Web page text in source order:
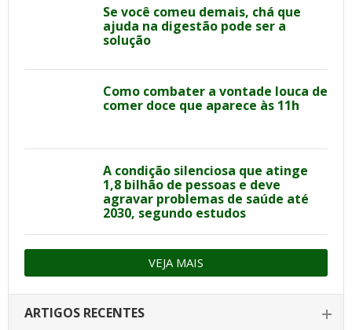
Se você comeu demais, chá que
ajuda na digestão pode ser a
solução
Como combater a vontade louca de
comer doce que aparece às 11h
A condição silenciosa que atinge
1,8 bilhão de pessoas e deve
agravar problemas de saúde até
2030, segundo estudos
VEJA MAIS
ARTIGOS RECENTES